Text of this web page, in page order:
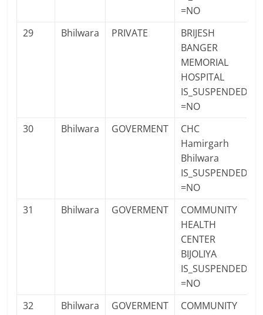
=NO
29 Bhilwara PRIVATE
BRIJESH
BANGER
MEMORIAL
HOSPITAL
IS_SUSPENDED
=NO
30 Bhilwara GOVERMENT
CHC
Hamirgarh
Bhilwara
IS_SUSPENDED
=NO
31 Bhilwara GOVERMENT
COMMUNITY
HEALTH
CENTER
BIJOLIYA
IS_SUSPENDED
=NO
32 Bhilwara GOVERMENT
COMMUNITY